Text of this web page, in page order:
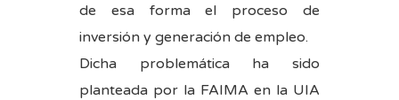
de esa forma el proceso de
inversión y generación de empleo.
Dicha problemática ha sido
planteada por la FAIMA en la UIA